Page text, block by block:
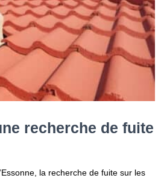
recherche de fuite
la recherche de fuite sur les